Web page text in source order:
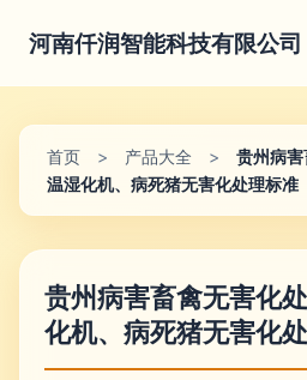
河南仟润智能科技有限公司
首页 > 产品大全 >
贵州病
温湿化机、病死猪无害化处理标准
贵州病害畜禽无害化
化机、病死猪无害化